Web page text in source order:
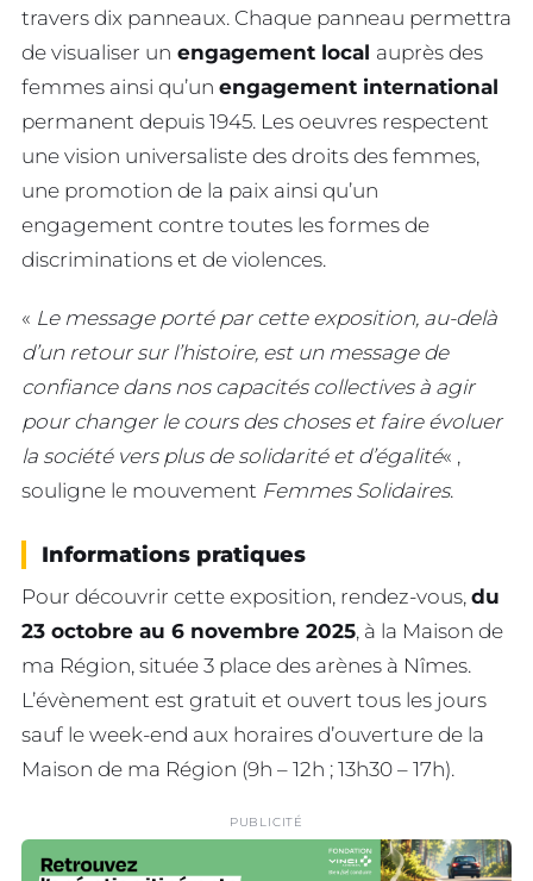
travers dix panneaux. Chaque panneau permettra
de visualiser un engagement local auprès des
femmes ainsi qu’un engagement international
permanent depuis 1945. Les oeuvres respectent
une vision universaliste des droits des femmes,
une promotion de la paix ainsi qu’un
engagement contre toutes les formes de
discriminations et de violences.
« Le message porté par cette exposition, au-delà
d’un retour sur l’histoire, est un message de
confiance dans nos capacités collectives à agir
pour changer le cours des choses et faire évoluer
la société vers plus de solidarité et d’égalité« ,
souligne le mouvement Femmes Solidaires.
Informations pratiques
Pour découvrir cette exposition, rendez-vous, du
23 octobre au 6 novembre 2025, à la Maison de
ma Région, située 3 place des arènes à Nîmes.
L’évènement est gratuit et ouvert tous les jours
sauf le week-end aux horaires d’ouverture de la
Maison de ma Région (9h – 12h ; 13h30 – 17h).
PUBLICITÉ